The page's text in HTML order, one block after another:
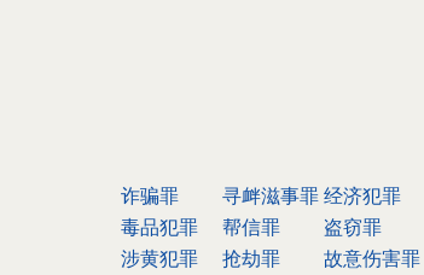
诈骗罪 寻衅滋事罪 经济犯罪
毒品犯罪
帮信罪 盗窃罪
涉黄犯罪
抢劫罪 故意伤害罪